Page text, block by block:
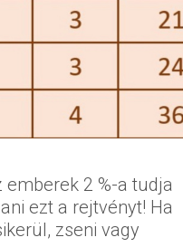
emberek 2 %-a tudja
ezt a rejtvényt! Ha
zseni vagy